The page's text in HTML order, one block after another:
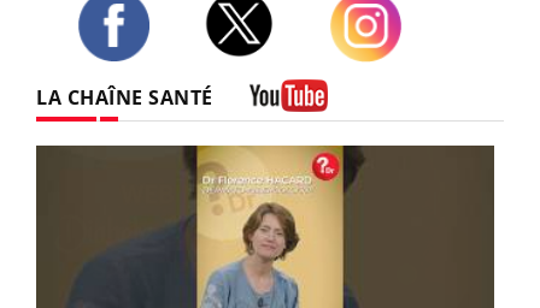
LA CHAÎNE SANTÉ